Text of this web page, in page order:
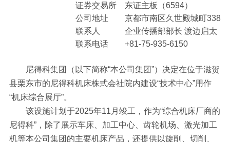
证券交易所
东证主板（6594）
公司地址
京都市南区久世殿城町338
联系人
企业传播部部长 渡边启太
联系电话
+81-75-935-6150
尼得科集团（以下简称“本公司集团”）决定在位于滋贺
县栗东市的尼得科机床株式会社院内建设“技术中心”用作
“机床综合展厅”。
该设施计划于2025年11月竣工，作为“综合机床厂商的
尼得科”，除了展示车床、加工中心、齿轮机场、激光加工
机等本公司集团的主要机床产品，还提供以旋削、切削、